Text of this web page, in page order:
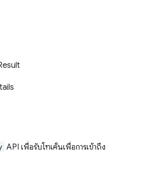
API เพื่อรับโทเค็นเพื่อการเข้าถึง